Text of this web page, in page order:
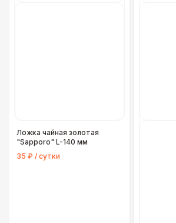
Ложка чайная золотая
"Sapporo" L-140 мм
35 ₽ / сутки